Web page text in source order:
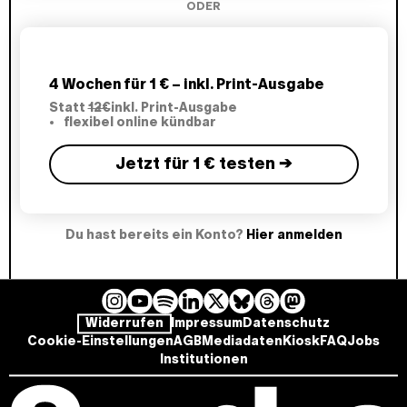
ODER
4 Wochen für 1 € – inkl. Print-Ausgabe
Statt12€inkl. Print-Ausgabe
flexibel online kündbar
Jetzt für 1 € testen →
Du hast bereits ein Konto? Hier anmelden
I
n
s
t
Y
o
u
T
S
p
o
t
L
i
n
k
B
l
u
e
T
h
r
e
a
M
a
s
t
Widerrufen ImpressumDatenschutz
Cookie-EinstellungenAGBMediadaten KioskFAQJobs
Institutionen